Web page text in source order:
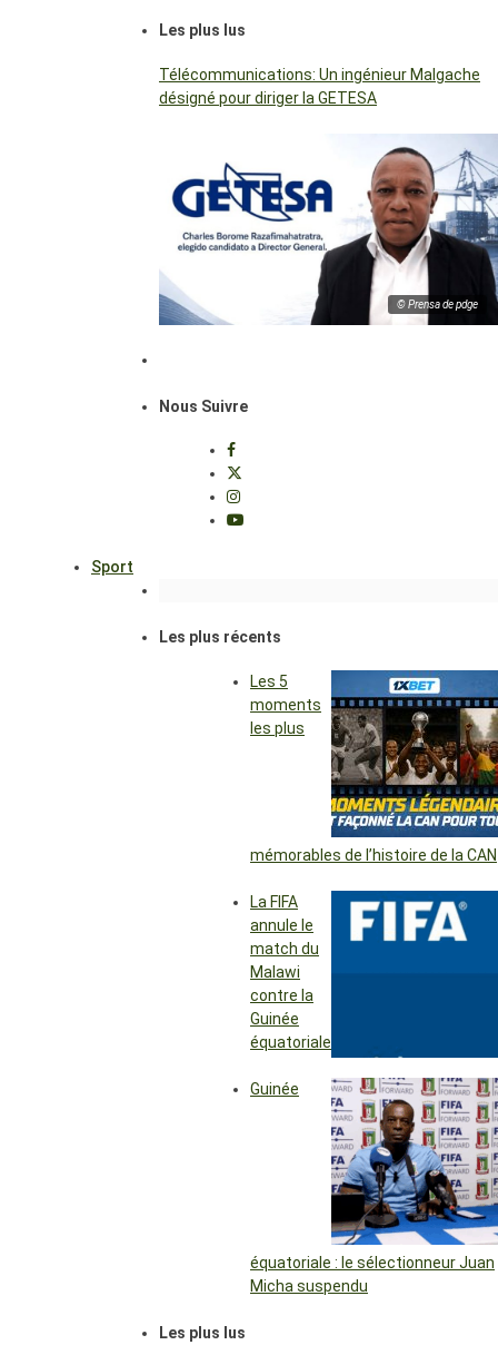
Les plus lus
Télécommunications: Un ingénieur Malgache
désigné pour diriger la GETESA
© Prensa de pdge
Nous Suivre
Sport
Les plus récents
Les 5
moments
les plus
mémorables de l’histoire de la CAN
La FIFA
annule le
match du
Malawi
contre la
Guinée
équatoriale
Guinée
équatoriale : le sélectionneur Juan
Micha suspendu
Les plus lus